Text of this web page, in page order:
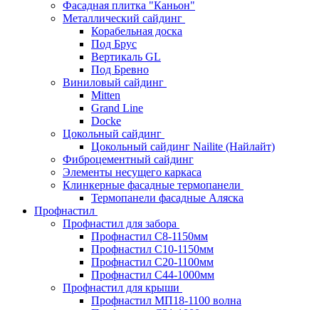
Фасадная плитка "Каньон"
Металлический сайдинг
Корабельная доска
Под Брус
Вертикаль GL
Под Бревно
Виниловый сайдинг
Mitten
Grand Line
Docke
Цокольный сайдинг
Цокольный сайдинг Nailite (Найлайт)
Фиброцементный сайдинг
Элементы несущего каркаса
Клинкерные фасадные термопанели
Термопанели фасадные Аляска
Профнастил
Профнастил для забора
Профнастил С8-1150мм
Профнастил С10-1150мм
Профнастил С20-1100мм
Профнастил С44-1000мм
Профнастил для крыши
Профнастил МП18-1100 волна